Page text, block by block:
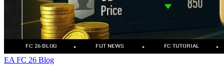
EA FC 26 Blog